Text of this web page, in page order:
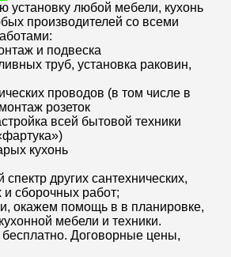
установку любой мебели, кухонь
производителей со всеми
и подвеска
труб, установка раковин,
проводов (в том числе в
розеток
всей бытовой техники
кухонь
других сантехнических,
сборочных работ;
окажем помощь в в планировке,
мебели и техники.
Договорные цены,